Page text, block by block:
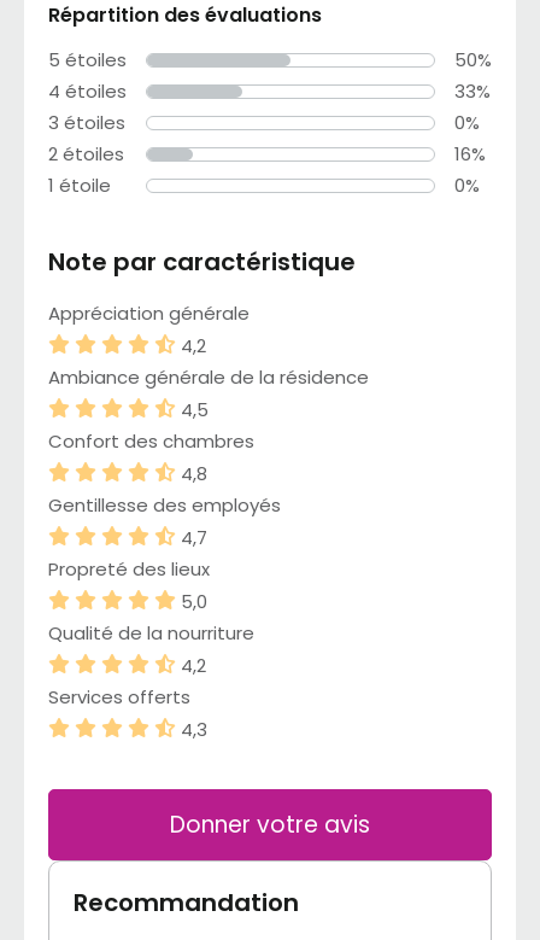
Répartition des évaluations
5 étoiles
50%
4 étoiles
33%
3 étoiles
0%
2 étoiles
16%
1 étoile
0%
Note par caractéristique
Appréciation générale
4,2
Ambiance générale de la résidence
4,5
Confort des chambres
4,8
Gentillesse des employés
4,7
Propreté des lieux
5,0
Qualité de la nourriture
4,2
Services offerts
4,3
Donner votre avis
Recommandation